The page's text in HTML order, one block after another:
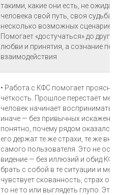
такими, какие они есть, не ожидая
человека свой путь, своя судьба,
несколько возможных сценариев
Помогает «достучаться» до
любви и принятия, а сознание
взаимодействия
• Работа с КФС помогает
чёткость. Прошлое перестаёт
человек начинает воспринимать
иначе — без привычных
понятно, почему рядом оказался
его держат те же страхи, те же
самого пользователя. Это не
видение — без иллюзий и обид КФС
брать с собой в те ситуации и
чувствует скованность, страх
то не то или выглядеть глупо.